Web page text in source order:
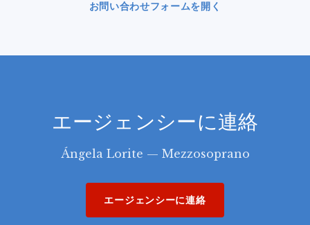
お問い合わせフォームを開く
エージェンシーに連絡
Ángela Lorite — Mezzosoprano
エージェンシーに連絡